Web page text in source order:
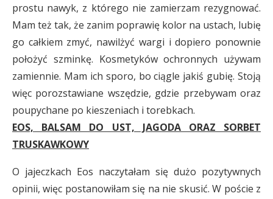
prostu nawyk, z którego nie zamierzam rezygnować.
Mam też tak, że zanim poprawię kolor na ustach, lubię
go całkiem zmyć, nawilżyć wargi i dopiero ponownie
położyć szminkę. Kosmetyków ochronnych używam
zamiennie. Mam ich sporo, bo ciągle jakiś gubię. Stoją
więc porozstawiane wszędzie, gdzie przebywam oraz
poupychane po kieszeniach i torebkach.
EOS, BALSAM DO UST, JAGODA ORAZ SORBET
TRUSKAWKOWY
O jajeczkach Eos naczytałam się dużo pozytywnych
opinii, więc postanowiłam się na nie skusić. W poście z